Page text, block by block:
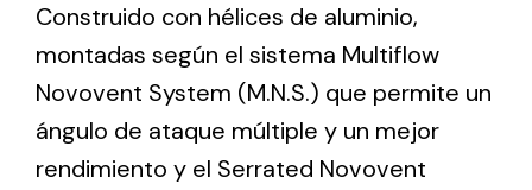
Ventilation
The incorporation of Novovent into the group
meant a greater offer of ventilation products for
different uses
Construido con hélices de aluminio,
montadas según el sistema Multiflow
Novovent System (M.N.S.) que permite un
ángulo de ataque múltiple y un mejor
rendimiento y el Serrated Novovent